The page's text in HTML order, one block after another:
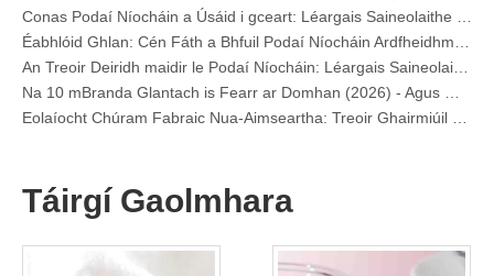
Na 10 mBranda Glantach is Fearr ar Domhan (2026) - Agus Mar is Féidir le Brandaí OEM/Lipéid Príobháideacha Dul san iomaíocht
Collar & Cuff Stain Remover Sprae Monaróir OEM sa tSín
An Treoir Deiridh maidir le Glantaigh Miasniteoir: Pods Vs. Táibléad Vs. Púdar
Táirgí Gaolmhara